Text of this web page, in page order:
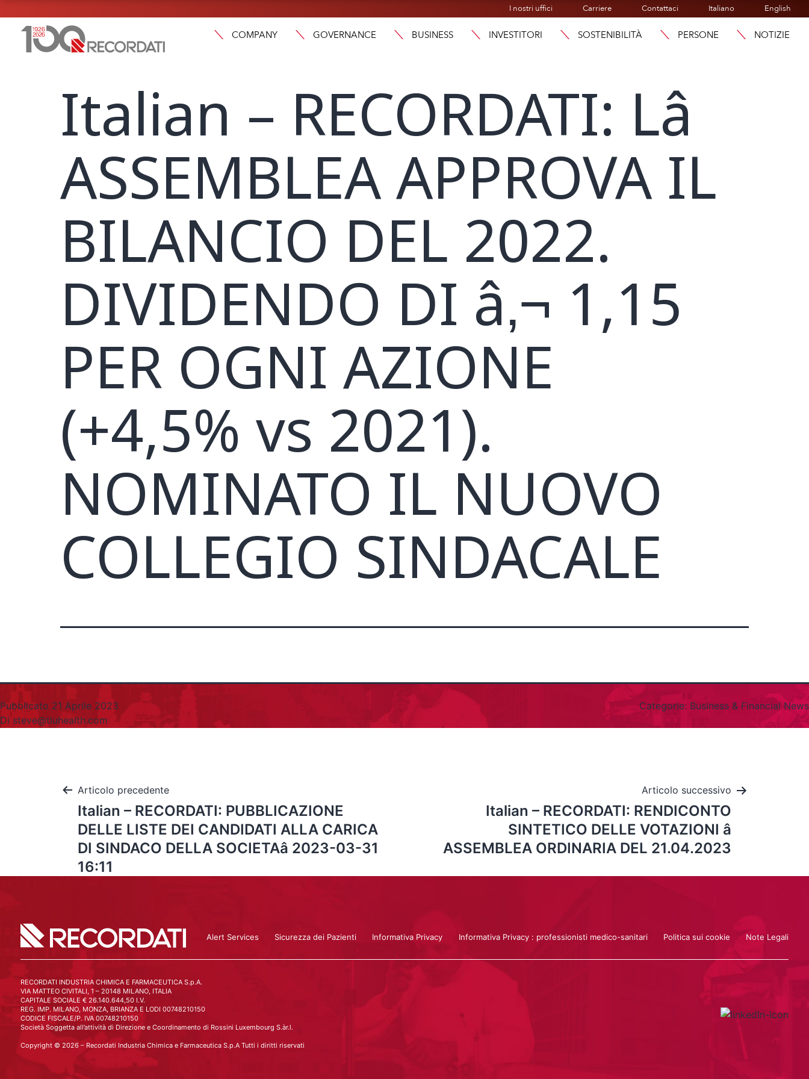
I nostri uffici Carriere Contattaci Italiano English
COMPANY GOVERNANCE BUSINESS INVESTITORI SOSTENIBILITÀ PERSONE NOTIZIE
Italian – RECORDATI: Lâ
ASSEMBLEA APPROVA IL
BILANCIO DEL 2022.
DIVIDENDO DI â‚¬ 1,15
PER OGNI AZIONE
(+4,5% vs 2021).
NOMINATO IL NUOVO
COLLEGIO SINDACALE
Pubblicato 21 Aprile 2023
Di steve@tiuhealth.com
Categorie: Business & Financial News
Articolo precedente
Italian – RECORDATI: PUBBLICAZIONE
DELLE LISTE DEI CANDIDATI ALLA CARICA
DI SINDACO DELLA SOCIETAâ 2023-03-31
16:11
Articolo successivo
Italian – RECORDATI: RENDICONTO
SINTETICO DELLE VOTAZIONI â
ASSEMBLEA ORDINARIA DEL 21.04.2023
Alert Services Sicurezza dei Pazienti Informativa Privacy Informativa Privacy : professionisti medico-sanitari Politica sui cookie Note Legali
RECORDATI INDUSTRIA CHIMICA E FARMACEUTICA S.p.A.
VIA MATTEO CIVITALI, 1 – 20148 MILANO, ITALIA
CAPITALE SOCIALE € 26.140.644,50 I.V.
REG. IMP. MILANO, MONZA, BRIANZA E LODI 00748210150
CODICE FISCALE/P. IVA 00748210150
Società Soggetta all’attività di Direzione e Coordinamento di Rossini Luxembourg S.àr.l.
Copyright © 2026 – Recordati Industria Chimica e Farmaceutica S.p.A Tutti i diritti riservati